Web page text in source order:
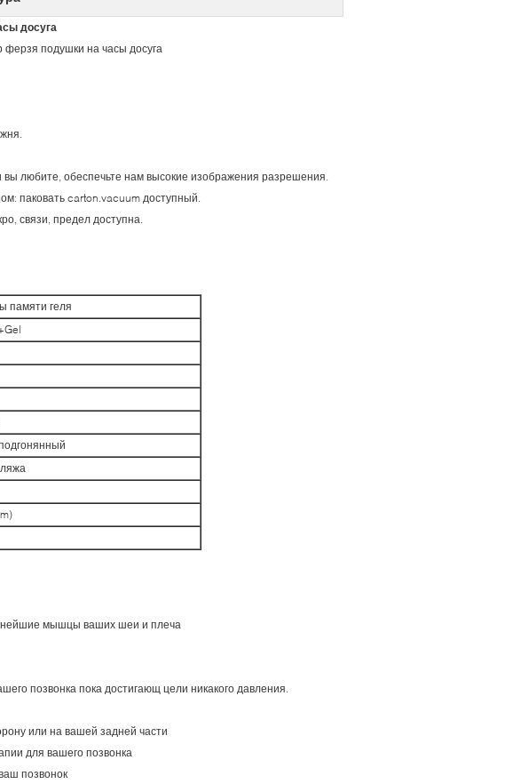
досуга
подушки на часы досуга
вы любите, обеспечьте нам высокие изображения разрешения.
паковать carton.vacuum доступный.
связи, предел доступна.
памяти геля
мышцы ваших шеи и плеча
позвонка пока достигающ цели никакого давления.
или на вашей задней части
для вашего позвонка
позвонок